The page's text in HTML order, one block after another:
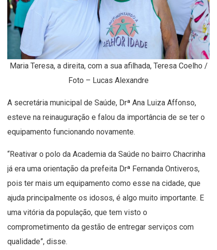
Maria Teresa, a direita, com a sua afilhada, Teresa Coelho /
Foto – Lucas Alexandre
A secretária municipal de Saúde, Drª Ana Luiza Affonso,
esteve na reinauguração e falou da importância de se ter o
equipamento funcionando novamente.
“Reativar o polo da Academia da Saúde no bairro Chacrinha
já era uma orientação da prefeita Drª Fernanda Ontiveros,
pois ter mais um equipamento como esse na cidade, que
ajuda principalmente os idosos, é algo muito importante. E
uma vitória da população, que tem visto o
comprometimento da gestão de entregar serviços com
qualidade”, disse.